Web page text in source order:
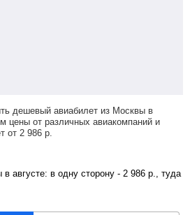
дешевый авиабилет из Москвы в
цены от различных авиакомпаний и
от 2 986 р
августе: в одну сторону - 2 986 р.
, туда